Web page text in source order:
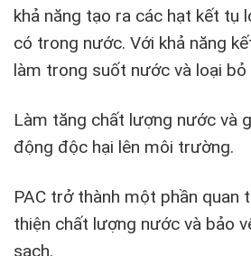
khả năng tạo ra các hạt kết tụ
có trong nước. Với khả năng
làm trong suốt nước và loại bỏ
Làm tăng chất lượng nước và
động độc hại lên môi trường.
PAC trở thành một phần quan
thiện chất lượng nước và bảo
sạch.